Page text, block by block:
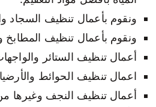
ونقوم بأعمال تنظيف
ونقوم بأعمال تنظيف المطابخ
أعمال تنظيف الستائر
اعمال تنظيف الحوائط
أعمال تنظيف النجف وغيرها